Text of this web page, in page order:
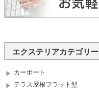
エクステリアカテゴリー
カーポート
テラス屋根フラット型